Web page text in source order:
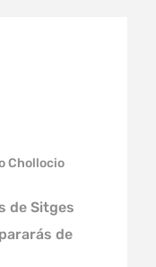
Chollocio
de Sitges
de